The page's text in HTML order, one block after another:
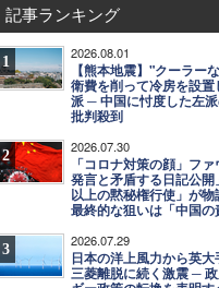
記事ランキング
1 2026.08.01
【熊本地震】"クーラー
衛費を削って冷房を設
派 ─ 中国に忖度した左
批判殺到
2 2026.07.30
「コロナ対策の顔」フ
発言と矛盾する日記公開
以上の黙秘権行使」が
最終的な狙いは「中国
3 2026.07.29
日本の洋上風力から英大
三菱離脱に続く激震 ─